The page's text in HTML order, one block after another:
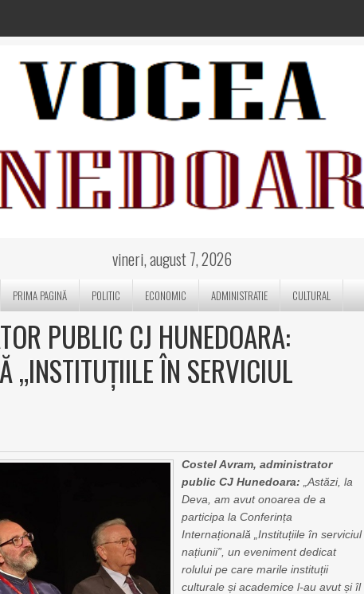
vineri, august 7, 2026
PRIMA PAGINĂ POLITIC ECONOMIC ADMINISTRATIE CULTURAL
PUBLIC CJ HUNEDOARA:
„INSTITUȚIILE ÎN SERVICIUL
Costel Avram, administrator
public CJ Hunedoara:
„Astăzi, la
Deva, am avut onoarea de a
participa la Conferința
Internațională „Instituțiile în serviciul
națiunii”, un eveniment dedicat
rolului pe care marile instituții
culturale și academice l-au avut și îl